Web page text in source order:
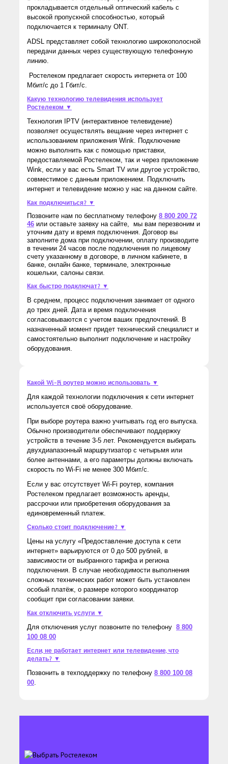
прокладывается отдельный оптический кабель с
высокой пропускной способностью, который
подключается к терминалу ONT.
ADSL представляет собой технологию широкополосной
передачи данных через существующую телефонную
линию.
Ростелеком предлагает скорость интернета от 100
Мбит/с до 1 Гбит/с.
Какую технологию телевидения использует
Ростелеком ▼
Технология IPTV (интерактивное телевидение)
позволяет осуществлять вещание через интернет с
использованием приложения Wink. Подключение
можно выполнить как с помощью приставки,
предоставляемой Ростелеком, так и через приложение
Wink, если у вас есть Smart TV или другое устройство,
совместимое с данным приложением. Подключить
интернет и телевидение можно у нас на данном сайте.
Как подключиться? ▼
Позвоните нам по бесплатному телефону 8 800 200 72
46 или оставьте заявку на сайте, мы вам перезвоним и
уточним дату и время подключения. Договор вы
заполните дома при подключении, оплату производите
в течении 24 часов после подключения по лицевому
счету указанному в договоре, в личном кабинете, в
банке, онлайн банке, терминале, электронные
кошельки, салоны связи.
Как быстро подключат? ▼
В среднем, процесс подключения занимает от одного
до трех дней. Дата и время подключения
согласовываются с учетом ваших предпочтений. В
назначенный момент придет технический специалист и
самостоятельно выполнит подключение и настройку
оборудования.
Какой Wi-Fi роутер можно использовать ▼
Для каждой технологии подключения к сети интернет
используется своё оборудование.
При выборе роутера важно учитывать год его выпуска.
Обычно производители обеспечивают поддержку
устройств в течение 3-5 лет. Рекомендуется выбирать
двухдиапазонный маршрутизатор с четырьмя или
более антеннами, а его параметры должны включать
скорость по Wi-Fi не менее 300 Мбит/с.
Если у вас отсутствует Wi-Fi роутер, компания
Ростелеком предлагает возможность аренды,
рассрочки или приобретения оборудования за
единовременный платеж.
Сколько стоит подключение? ▼
Цены на услугу «Предоставление доступа к сети
интернет» варьируются от 0 до 500 рублей, в
зависимости от выбранного тарифа и региона
подключения. В случае необходимости выполнения
сложных технических работ может быть установлен
особый платёж, о размере которого координатор
сообщит при согласовании заявки.
Как отключить услуги ▼
Для отключения услуг позвоните по телефону 8 800
100 08 00
Если, не работает интернет или телевидение, что
делать? ▼
Позвонить в техподдержку по телефону 8 800 100 08
00